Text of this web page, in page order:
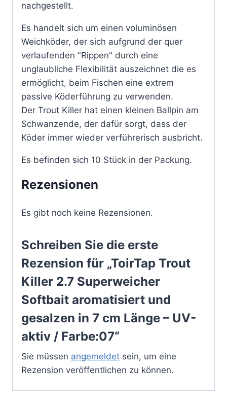
nachgestellt.
Es handelt sich um einen voluminösen
Weichköder, der sich aufgrund der quer
verlaufenden "Rippen" durch eine
unglaubliche Flexibilität auszeichnet die es
ermöglicht, beim Fischen eine extrem
passive Köderführung zu verwenden.
Der Trout Killer hat einen kleinen Ballpin am
Schwanzende, der dafür sorgt, dass der
Köder immer wieder verführerisch ausbricht.
Es befinden sich 10 Stück in der Packung.
Rezensionen
Es gibt noch keine Rezensionen.
Schreiben Sie die erste
Rezension für „ToirTap Trout
Killer 2.7 Superweicher
Softbait aromatisiert und
gesalzen in 7 cm Länge – UV-
aktiv / Farbe:07“
Sie müssen angemeldet sein, um eine
Rezension veröffentlichen zu können.